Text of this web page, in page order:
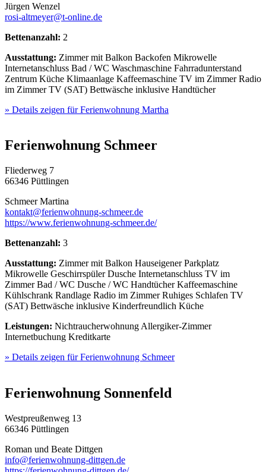
Jürgen Wenzel
rosi-altmeyer@t-online.de
Bettenanzahl: 2
Ausstattung: Zimmer mit Balkon Backofen Mikrowelle
Internetanschluss Bad / WC Waschmaschine Fahrradunterstand
Zentrum Küche Klimaanlage Kaffeemaschine TV im Zimmer Radio
im Zimmer TV (SAT) Bettwäsche inklusive Handtücher
» Details zeigen für Ferienwohnung Martha
Ferienwohnung Schmeer
Fliederweg 7
66346 Püttlingen
Schmeer Martina
kontakt@ferienwohnung-schmeer.de
https://www.ferienwohnung-schmeer.de/
Bettenanzahl: 3
Ausstattung: Zimmer mit Balkon Hauseigener Parkplatz
Mikrowelle Geschirrspüler Dusche Internetanschluss TV im
Zimmer Bad / WC Dusche / WC Handtücher Kaffeemaschine
Kühlschrank Randlage Radio im Zimmer Ruhiges Schlafen TV
(SAT) Bettwäsche inklusive Kinderfreundlich Küche
Leistungen: Nichtraucherwohnung Allergiker-Zimmer
Internetbuchung Kreditkarte
» Details zeigen für Ferienwohnung Schmeer
Ferienwohnung Sonnenfeld
Westpreußenweg 13
66346 Püttlingen
Roman und Beate Dittgen
info@ferienwohnung-dittgen.de